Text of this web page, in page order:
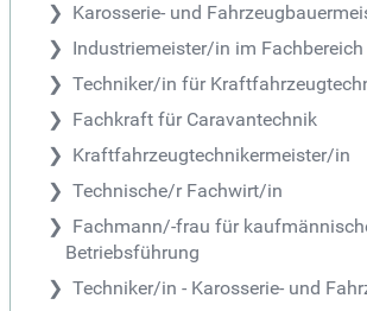
Karosserie- und
Industriemeister/in im
Techniker/in für
Fachkraft für Caravantechnik
Kraftfahrzeugtechnikermeister/in
Technische/r Fachwirt/in
Fachmann/-frau für
Betriebsführung
Techniker/in - Karosserie- und